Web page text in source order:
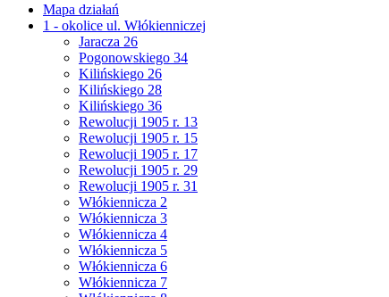
Mapa działań
1 - okolice ul. Włókienniczej
Jaracza 26
Pogonowskiego 34
Kilińskiego 26
Kilińskiego 28
Kilińskiego 36
Rewolucji 1905 r. 13
Rewolucji 1905 r. 15
Rewolucji 1905 r. 17
Rewolucji 1905 r. 29
Rewolucji 1905 r. 31
Włókiennicza 2
Włókiennicza 3
Włókiennicza 4
Włókiennicza 5
Włókiennicza 6
Włókiennicza 7